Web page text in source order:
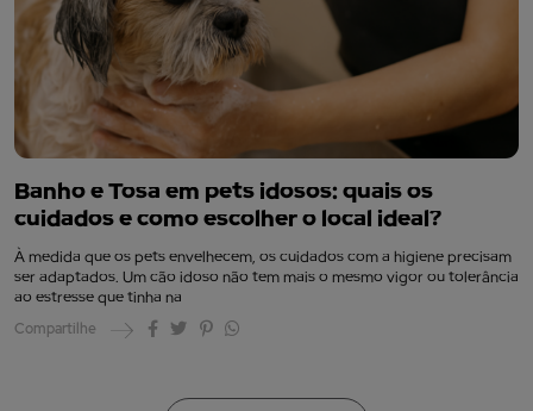
Banho e Tosa em pets idosos: quais os
cuidados e como escolher o local ideal?
À medida que os pets envelhecem, os cuidados com a higiene precisam
ser adaptados. Um cão idoso não tem mais o mesmo vigor ou tolerância
ao estresse que tinha na
Compartilhe